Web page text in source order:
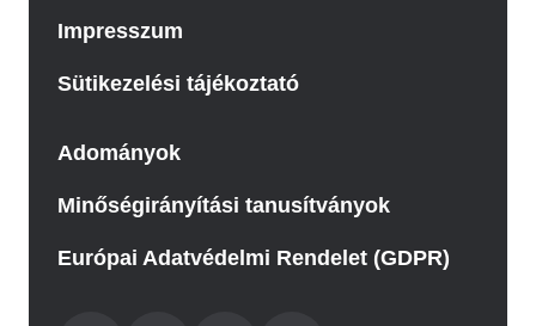
Impresszum
Sütikezelési tájékoztató
Adományok
Minőségirányítási tanusítványok
Európai Adatvédelmi Rendelet (GDPR)